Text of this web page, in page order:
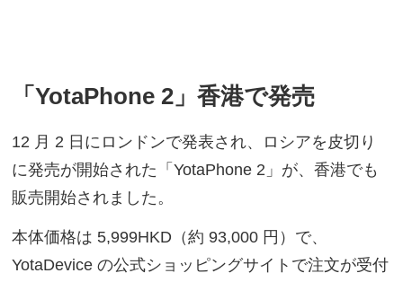
「YotaPhone 2」香港で発売
12 月 2 日にロンドンで発表され、ロシアを皮切り
に発売が開始された「YotaPhone 2」が、香港でも
販売開始されました。
本体価格は 5,999HKD（約 93,000 円）で、
YotaDevice の公式ショッピングサイトで注文が受付